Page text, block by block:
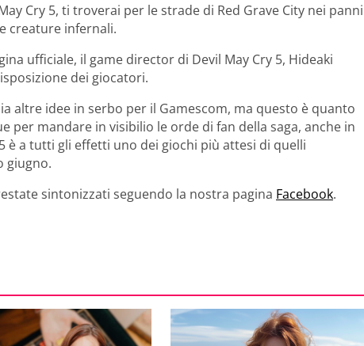
Cry 5, ti troverai per le strade di Red Grave City nei panni
creature infernali.
ufficiale, il game director di Devil May Cry 5, Hideaki
dei giocatori.
altre idee in serbo per il Gamescom, ma questo è quanto
per mandare in visibilio le orde di fan della saga, anche in
è a tutti gli effetti uno dei giochi più attesi di quelli
giugno.
sintonizzati seguendo la nostra pagina Facebook.